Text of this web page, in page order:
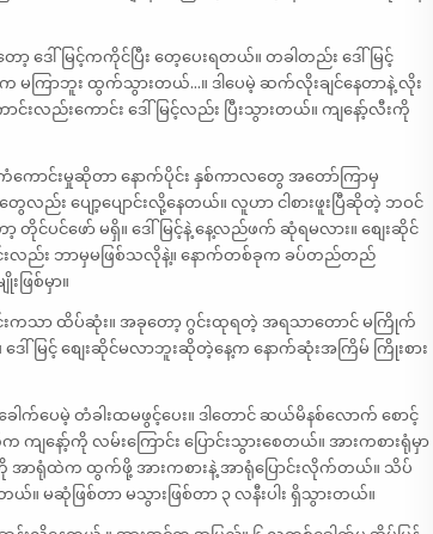
မြင့်ကကိုင်ပြီး တေ့ပေးရတယ်။ တခါတည်း ဒေါ်မြင့်
ကြာဘူး ထွက်သွားတယ်…။ ဒါပေမဲ့ ဆက်လိုးချင်နေတာနဲ့ လိုး
းလည်းကောင်း ဒေါ်မြင့်လည်း ပြီးသွားတယ်။ ကျနော့်လီးကို
ောင်းမှုဆိုတာ နောက်ပိုင်း နှစ်ကာလတွေ အတော်ကြာမှ
ည်း ပျော့ပျောင်းလို့နေတယ်။ လူဟာ ငါစားဖူးပြီဆိုတဲ့ ဘဝင်
ပင်ဖော် မရှိ။ ဒေါ်မြင့်နဲ့ နေ့လည်ဖက် ဆုံရမလား။ စျေးဆိုင်
င်းလည်း ဘာမှမဖြစ်သလိုနဲ့။ နောက်တစ်ခုက ခပ်တည်တည်
ဖြစ်မှာ။
းကသာ ထိပ်ဆုံး။ အခုတော့ ဂွင်းထုရတဲ့ အရသာတောင် မကြိုက်
ေါ်မြင့် စျေးဆိုင်မလာဘူးဆိုတဲ့နေ့က နောက်ဆုံးအကြိမ် ကြိုးစား
ပေမဲ့ တံခါးထမဖွင့်ပေး။ ဒါတောင် ဆယ်မိနစ်လောက် စောင့်
ော့်ကို လမ်းကြောင်း ပြောင်းသွားစေတယ်။ အားကစားရုံမှာ
အာရုံထဲက ထွက်ဖို့ အားကစားနဲ့ အာရုံပြောင်းလိုက်တယ်။ သိပ်
မဆုံဖြစ်တာ မသွားဖြစ်တာ ၃ လနီးပါး ရှိသွားတယ်။